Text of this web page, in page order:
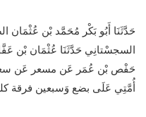
حَدَّثَنَا أَبُو بَكْر مُحَمَّد بْن عُثْمَان
السجسْتانِي حَدَّثَنَا عُثْمَان بْن
حَفْص بْن عُمَر عَن مسعر عَن
أُمَّتِي عَلَى بضع وَسبعين فرقة